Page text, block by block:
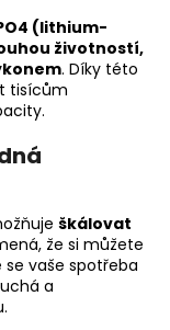
(lithium-
životností,
. Díky této
tisícům
škálovat
že si můžete
se vaše spotřeba
a